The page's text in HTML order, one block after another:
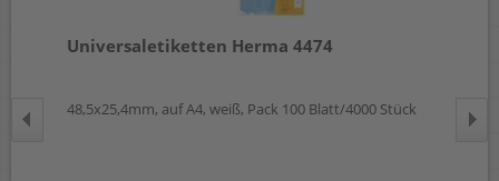
Universaletiketten Herma 4474
48,5x25,4mm, auf A4, weiß, Pack 100 Blatt/4000 Stück